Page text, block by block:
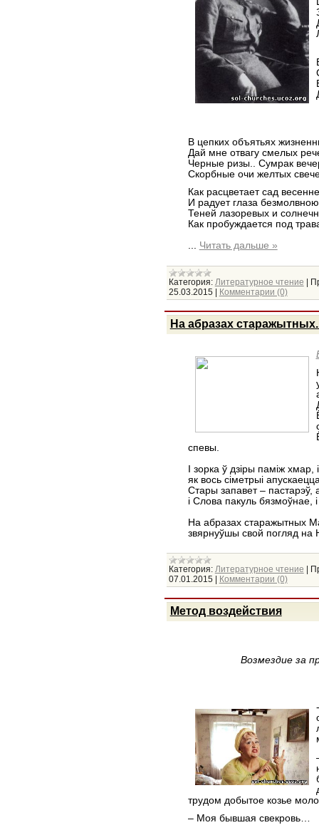
В цепких объятьях
Дай мне отвагу смелых
Черные ризы.. Сумрак
Скорбные очи желтых
Как расцветает сад
И радует глаза
Теней лазоревых и
Как пробуждается под
... Читать дальше »
Категория: Литературное чтение
25.03.2015
Комментарии (0)
На абразах
спевы.
І зорка ў дзіры паміж
як вось сіметрыі
Стары запавет –
і Слова пакуль бязмоўнае,
На абразах старажытных
звярнуўшы свой погляд на
Категория: Литературное чтение
07.01.2015
Комментарии (0)
Метод воздействия
Возмездие за
трудом добытое козье
– Моя бывшая свекровь…